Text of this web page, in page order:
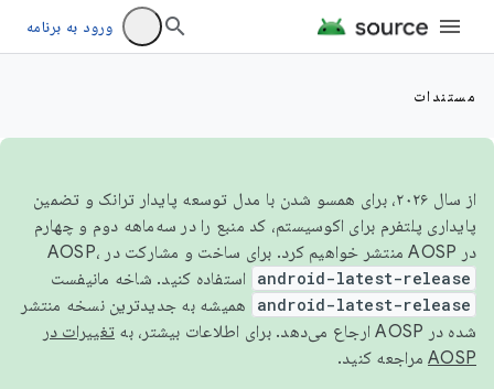
ورود به برنامه
مستندات
از سال ۲۰۲۶، برای همسو شدن با مدل توسعه پایدار ترانک و تضمین
پایداری پلتفرم برای اکوسیستم، کد منبع را در سه‌ماهه دوم و چهارم
در AOSP منتشر خواهیم کرد. برای ساخت و مشارکت در AOSP،
android-latest-release استفاده کنید. شاخه مانیفست
android-latest-release
همیشه به جدیدترین نسخه منتشر
شده در AOSP ارجاع می‌دهد. برای اطلاعات بیشتر، به
تغییرات در
AOSP مراجعه کنید.